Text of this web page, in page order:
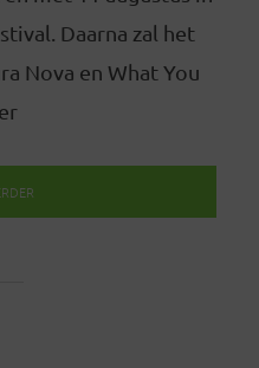
Daarna zal het
Nova en What You